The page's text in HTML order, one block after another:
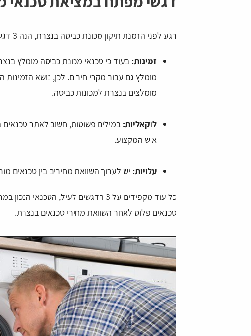
רגע לפני הזמנת תיקון מכונת כביסה בנצרת, הנה 3 דגשים שחשוב שתזכרו:
זמינות: בעוד כי טכנאי מכונת כביסה מומלץ
מומלץ גם עבור מקרי חירום. לכן, נושא
מומלצים בנצרת למכונות כביסה.
לוקאליות: במילים פשוטות, חשוב לאתר
איש המקצוע.
עלויות: יש לערוך השוואת מחירים בין טכנאים
כל עוד מקפידים על 3 הדגשים לעיל,
טכנאים פלוס לאחר השוואת מחירי טכנאים בנצרת.
daniel ovadia
מצאתי דרך האתר טכנאי למכונת הכביסה שלי,
חסך לי די הרבה זמן ואנרגיה של חיפושים. האתר